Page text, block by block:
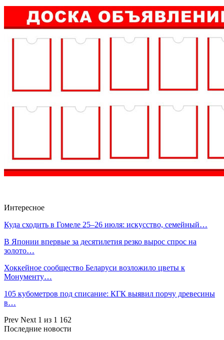
Интересное
Куда сходить в Гомеле 25–26 июля: искусство, семейный…
В Японии впервые за десятилетия резко вырос спрос на
золото…
Хоккейное сообщество Беларуси возложило цветы к
Монументу…
105 кубометров под списание: КГК выявил порчу древесины
в…
Prev Next 1 из 1 162
Последние новости